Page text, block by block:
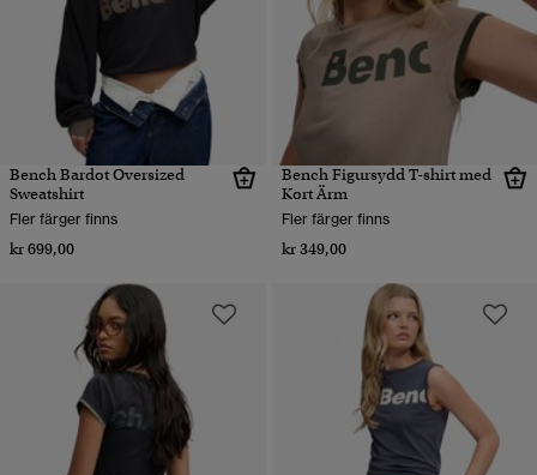
Bench Bardot Oversized
Sweatshirt
Fler färger finns
kr 699,00
Bench Figursydd T-shirt med
Kort Ärm
Fler färger finns
kr 349,00